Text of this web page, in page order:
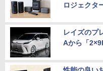
ロジェクタ
レイズのプ
Aから「